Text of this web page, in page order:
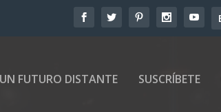
FUTURO DISTANTE SUSCRÍBETE